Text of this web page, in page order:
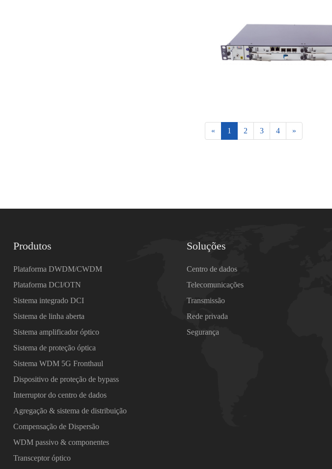
« 1 2 3 4 »
Produtos
Plataforma DWDM/CWDM
Plataforma DCI/OTN
Sistema integrado DCI
Sistema de linha aberta
Sistema amplificador óptico
Sistema de proteção óptica
Sistema WDM 5G Fronthaul
Dispositivo de proteção de bypass
Interruptor do centro de dados
Agregação & sistema de distribuição
Compensação de Dispersão
WDM passivo & componentes
Transceptor óptico
Soluções
Centro de dados
Telecomunicações
Transmissão
Rede privada
Segurança